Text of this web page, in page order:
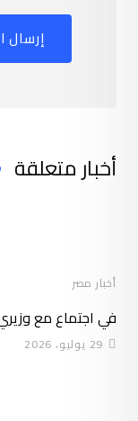
أخبار متعلقة
أخبار مصر
في اجتماع مع وزيري
29 يوليو، 2026